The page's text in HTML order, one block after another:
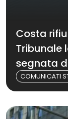
Costa
Tribunale
segnata
COMUNICATI